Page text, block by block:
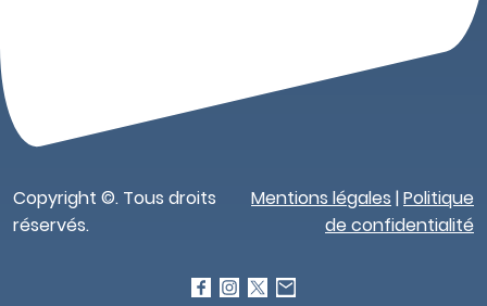
Copyright ©. Tous droits
réservés.
Mentions légales |Politique
de confidentialité